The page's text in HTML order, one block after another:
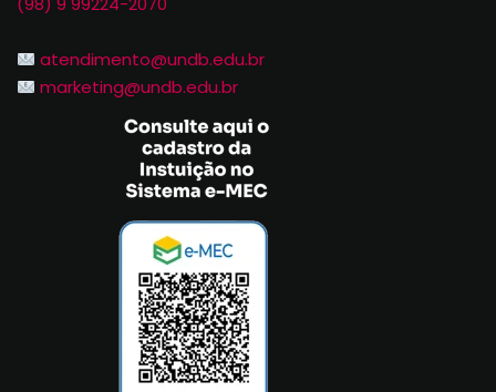
atendimento@undb.edu.br
marketing@undb.edu.br